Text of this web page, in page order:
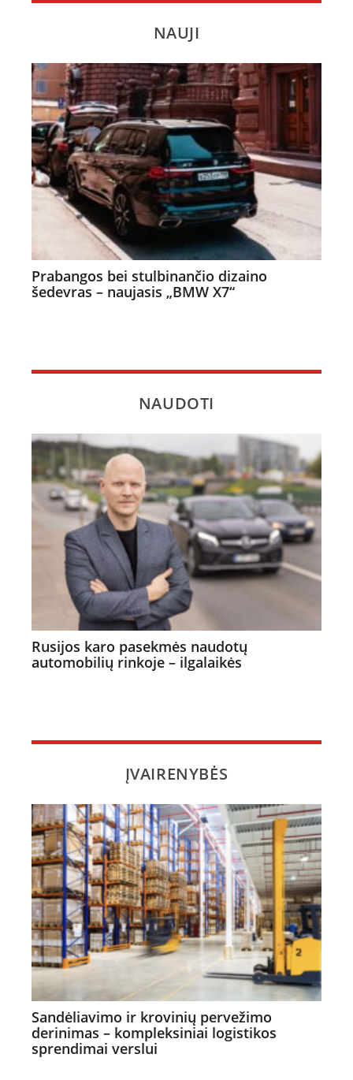
NAUJI
Prabangos bei stulbinančio dizaino
šedevras – naujasis „BMW X7“
NAUDOTI
Rusijos karo pasekmės naudotų
automobilių rinkoje – ilgalaikės
ĮVAIRENYBĖS
Sandėliavimo ir krovinių pervežimo
derinimas – kompleksiniai logistikos
sprendimai verslui